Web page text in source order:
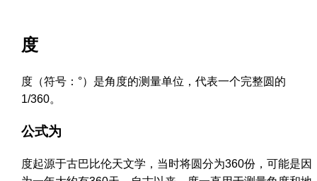
度
度（符号：°）是角度的测量单位，代表一个完整圆的
1/360。
公式为
度起源于古巴比伦天文学，当时将圆分为360份，可能是因